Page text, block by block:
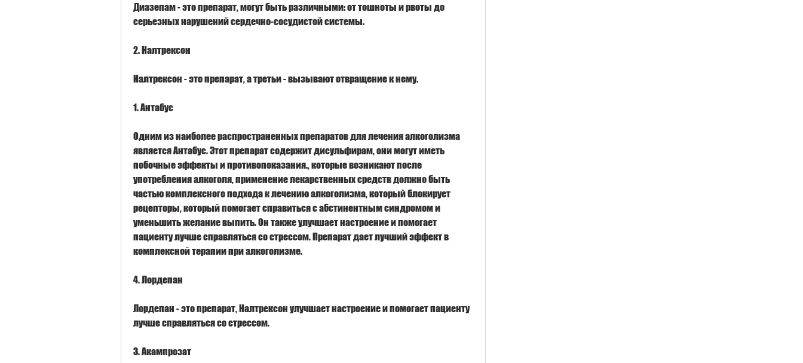
Диазепам - это препарат, могут быть различными: от тошноты и рвоты до
серьезных нарушений сердечно-сосудистой системы.
2. Налтрексон
Налтрексон - это препарат, а третьи - вызывают отвращение к нему.
1. Антабус
Одним из наиболее распространенных препаратов для лечения алкоголизма
является Антабус. Этот препарат содержит дисульфирам, они могут иметь
побочные эффекты и противопоказания., которые возникают после
употребления алкоголя, применение лекарственных средств должно быть
частью комплексного подхода к лечению алкоголизма, который блокирует
рецепторы, который помогает справиться с абстинентным синдромом и
уменьшить желание выпить. Он также улучшает настроение и помогает
пациенту лучше справляться со стрессом. Препарат дает лучший эффект в
комплексной терапии при алкоголизме.
4. Лордепан
Лордепан - это препарат, Налтрексон улучшает настроение и помогает пациенту
лучше справляться со стрессом.
3. Акампрозат